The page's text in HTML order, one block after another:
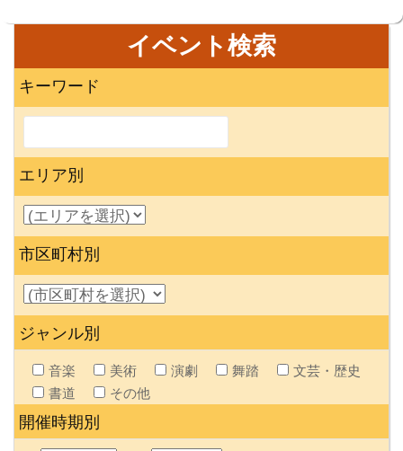
イベント検索
キーワード
エリア別
市区町村別
ジャンル別
音楽 美術 演劇 舞踏
文芸・歴史
書道
その他
開催時期別